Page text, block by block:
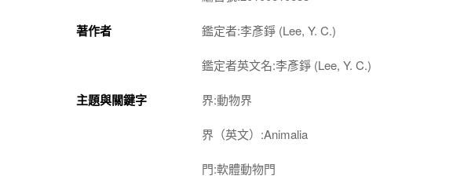
著作者 鑑定者:李彥錚 (Lee, Y. C.)
鑑定者英文名:李彥錚 (Lee, Y. C.)
主題與關鍵字 界:動物界
界（英文）:Animalia
門:軟體動物門